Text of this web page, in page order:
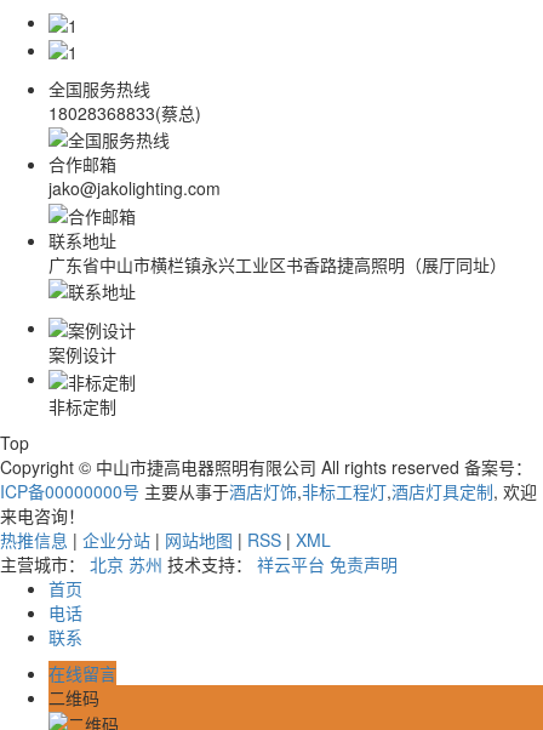
全国服务热线
18028368833(蔡总)
合作邮箱
jako@jakolighting.com
联系地址
广东省中山市横栏镇永兴工业区书香路捷高照明（展厅同址）
案例设计
非标定制
Top
Copyright © 中山市捷高电器照明有限公司 All rights reserved 备案号：
ICP备00000000号 主要从事于酒店灯饰,非标工程灯,酒店灯具定制, 欢迎
来电咨询！
热推信息 | 企业分站 | 网站地图 | RSS | XML
主营城市： 北京 苏州 技术支持： 祥云平台 免责声明
首页
电话
联系
在线留言
二维码